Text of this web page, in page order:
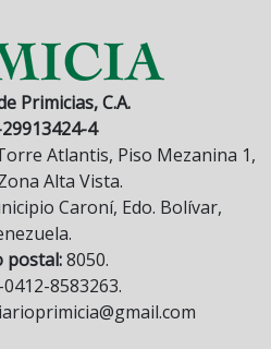
Primicias, C.A.
29913424-4
Atlantis, Piso Mezanina 1,
Alta Vista.
Caroní, Edo. Bolívar,
postal:8050.
8583263.